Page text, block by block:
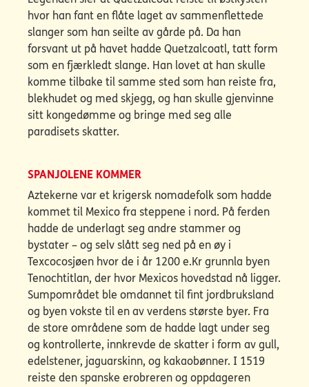
hvor han fant en flåte laget av sammenflettede
slanger som han seilte av gårde på. Da han
forsvant ut på havet hadde Quetzalcoatl, tatt form
som en fjærkledt slange. Han lovet at han skulle
komme tilbake til samme sted som han reiste fra,
blekhudet og med skjegg, og han skulle gjenvinne
sitt kongedømme og bringe med seg alle
paradisets skatter.
SPANJOLENE KOMMER
Aztekerne var et krigersk nomadefolk som hadde
kommet til Mexico fra steppene i nord. På ferden
hadde de underlagt seg andre stammer og
bystater – og selv slått seg ned på en øy i
Texcocosjøen hvor de i år 1200 e.Kr grunnla byen
Tenochtitlan, der hvor Mexicos hovedstad nå ligger.
Sumpområdet ble omdannet til fint jordbruksland
og byen vokste til en av verdens største byer. Fra
de store områdene som de hadde lagt under seg
og kontrollerte, innkrevde de skatter i form av gull,
edelstener, jaguarskinn, og kakaobønner. I 1519
reiste den spanske erobreren og oppdageren